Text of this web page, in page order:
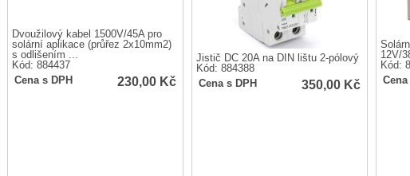
Dvoužilový kabel 1500V/45A pro
solární aplikace (průřez 2x10mm2)
s odlišením ...
Kód: 884437
Cena s DPH
230,00 Kč
Jistič DC 20A na DIN lištu 2-pólový
Kód: 884388
Cena s DPH
350,00 Kč
12V/
Kód:
Cena